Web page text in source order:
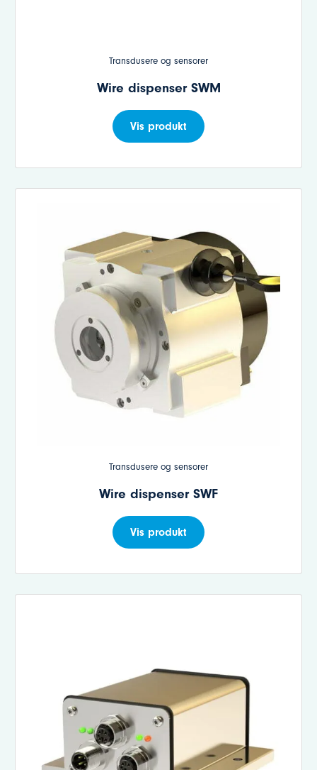
Transdusere og sensorer
Wire dispenser SWM
Vis produkt
Transdusere og sensorer
Wire dispenser SWF
Vis produkt